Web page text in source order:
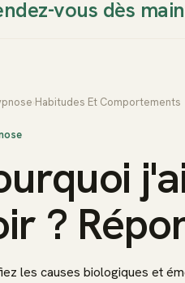
vous dès
Habitudes Et Comportements
?
les causes biologiques et